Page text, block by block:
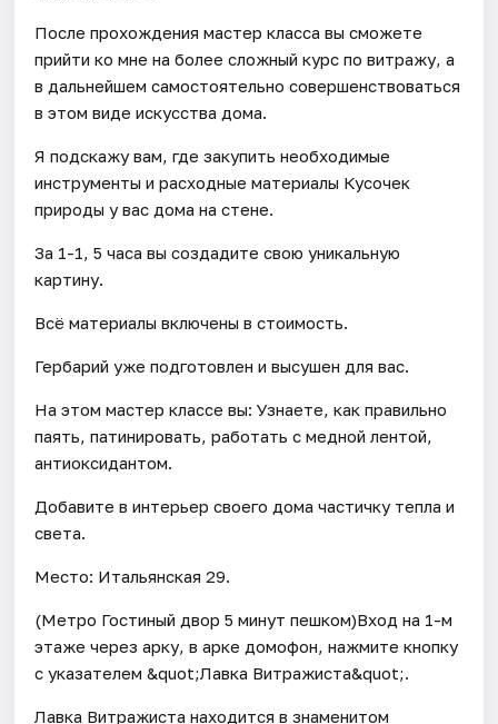
После прохождения мастер класса вы сможете
прийти ко мне на более сложный курс по витражу, а
в дальнейшем самостоятельно совершенствоваться
в этом виде искусства дома.
Я подскажу вам, где закупить необходимые
инструменты и расходные материалы Кусочек
природы у вас дома на стене.
За 1-1, 5 часа вы создадите свою уникальную
картину.
Всё материалы включены в стоимость.
Гербарий уже подготовлен и высушен для вас.
На этом мастер классе вы: Узнаете, как правильно
паять, патинировать, работать с медной лентой,
антиоксидантом.
Добавите в интерьер своего дома частичку тепла и
света.
Место: Итальянская 29.
(Метро Гостиный двор 5 минут пешком)Вход на 1-м
этаже через арку, в арке домофон, нажмите кнопку
с указателем &quot;Лавка Витражиста&quot;.
Лавка Витражиста находится в знаменитом